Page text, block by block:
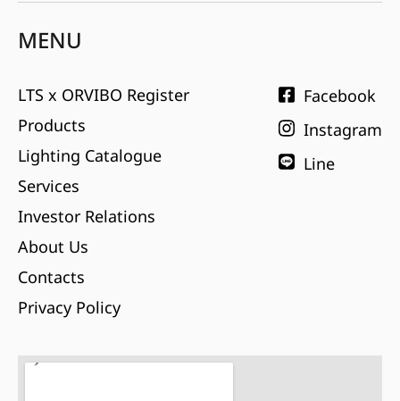
MENU
LTS x ORVIBO Register
Products
Lighting Catalogue
Services
Investor Relations
About Us
Contacts
Privacy Policy
Facebook
Instagram
Line